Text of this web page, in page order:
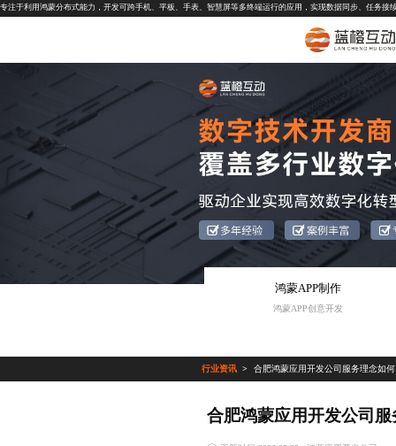
专注于利用鸿蒙分布式能力，开发可跨手机、平板、手表、智慧屏等多终端运行的应用，实现数据同步、任务接
鸿蒙APP制作
鸿蒙APP创意开发
行业资讯 合肥鸿蒙应用开发公司服务理念如何
合肥鸿蒙应用开发公司